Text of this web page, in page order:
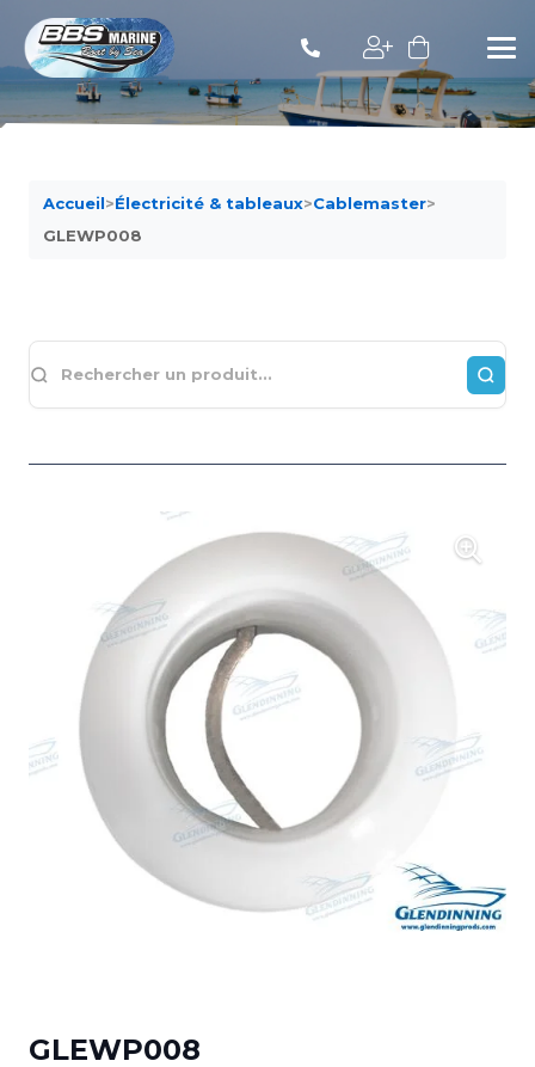
Accueil>Électricité & tableaux>Cablemaster>
GLEWP008
GLEWP008